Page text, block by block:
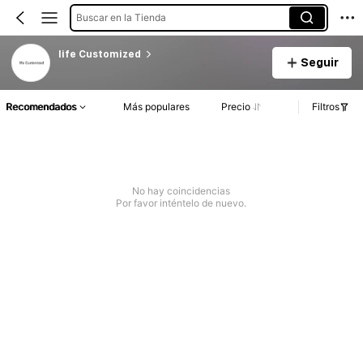
Buscar en la Tienda
life Customized
Seguir
Recomendados Más populares Precio Filtros
No hay coincidencias
Por favor inténtelo de nuevo.